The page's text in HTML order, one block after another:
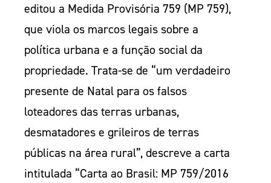
editou a Medida Provisória 759 (MP 759),
que viola os marcos legais sobre a
política urbana e a função social da
propriedade. Trata-se de “um verdadeiro
presente de Natal para os falsos
loteadores das terras urbanas,
desmatadores e grileiros de terras
públicas na área rural”, descreve a carta
intitulada “Carta ao Brasil: MP 759/2016